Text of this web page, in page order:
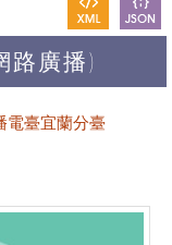
路廣播)
電臺宜蘭分臺